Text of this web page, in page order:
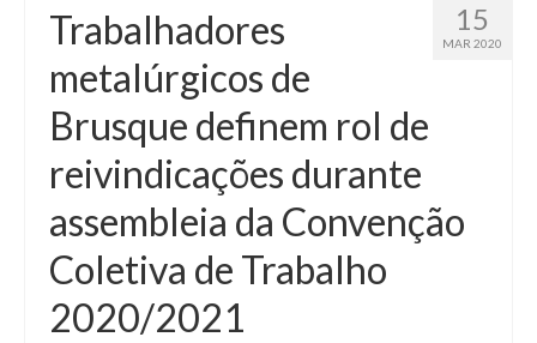
15
MAR 2020
Trabalhadores
metalúrgicos de
Brusque definem rol de
reivindicações durante
assembleia da Convenção
Coletiva de Trabalho
2020/2021